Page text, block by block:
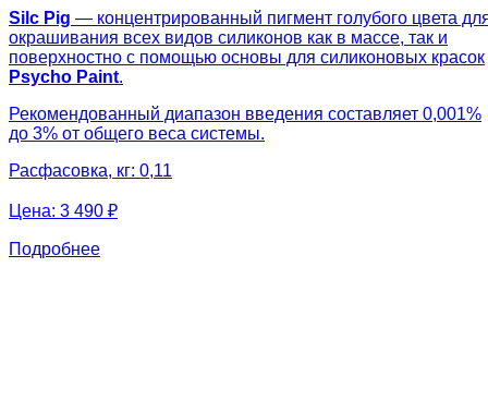
Silc Pig — концентрированный пигмент голубого цвета
окрашивания всех видов силиконов как в массе, так и
поверхностно с помощью основы для силиконовых красок
Psycho Paint.
Рекомендованный диапазон введения составляет 0,001%
до 3% от общего веса системы.
Расфасовка, кг: 0,11
Цена: 3 490 ₽
Подробнее